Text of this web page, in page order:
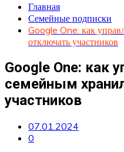
Главная
Семейные подписки
Google One: как
отключать участников
Google One: как
семейным
участников
07.01.2024
0